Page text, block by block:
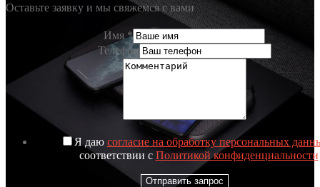
Оставьте заявку и мы свяжемся с вами
Имя*
Телефон
Я даю согласие на обработку персональных
соответствии с Политикой конфиденциальности
Отправить запрос